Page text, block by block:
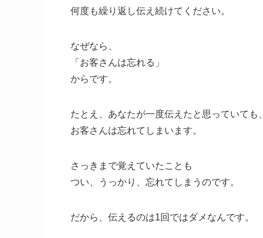
何度も繰り返し伝え続けてください。
なぜなら、
「お客さんは忘れる」
からです。
たとえ、あなたが一度伝えたと思っていても、
お客さんは忘れてしまいます。
さっきまで覚えていたことも
つい、うっかり、忘れてしまうのです。
だから、伝えるのは1回ではダメなんです。